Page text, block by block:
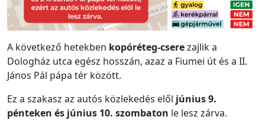
A következő hetekben kopóréteg-cserezajlik a
Dologház utca egész hosszán, azaz a Fiumei út és a II.
János Pál pápa tér között.
Ez a szakasz az autós közlekedés elől június 9.
pénteken és június 10. szombaton le lesz zárva.